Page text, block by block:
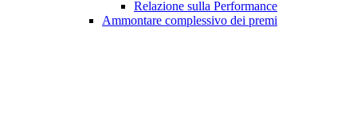
Relazione sulla Performance
Ammontare complessivo dei premi